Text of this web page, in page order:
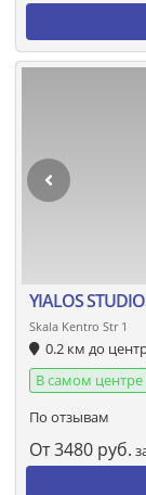
YIALOS
Skala Kentro Str 1
0.2 км до
В самом центре
По отзывам
От3480 руб.